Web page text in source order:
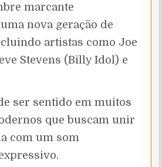
marcante
nova geração de
artistas como Joe
Stevens (Billy Idol) e
ser sentido em muitos
que buscam unir
com um som